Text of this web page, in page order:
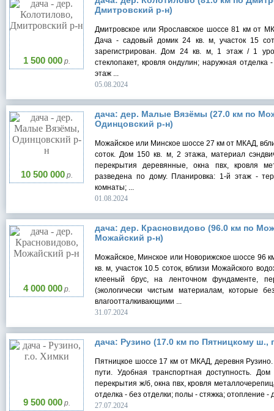
1 500 000р.
Дмитровский р-н)
Дмитровское или Ярославское шоссе 81 км от
Дача - садовый домик 24 кв. м, участок 15
зарегистрирован. Дом 24 кв. м, 1 этаж / 1
стеклопакет, кровля ондулин; наружная
этаж ...
05.08.2024
10 500 000р.
дача: дер. Малые Вязёмы (27.0 км по
Одинцовский р-н)
Можайское или Минское шоссе 27 км от МКАД,
соток. Дом 150 кв. м, 2 этажа, материал
перекрытия деревянные, окна пвх, кровля
разведена по дому. Планировка: 1-й этаж -
комнаты; ...
01.08.2024
4 000 000р.
дача: дер. Красновидово (96.0 км по
Можайский р-н)
Можайское, Минское или Новорижское шоссе 96
кв. м, участок 10.5 соток, вблизи Можайского
клееный брус, на ленточном фундаменте,
(экологически чистым материалам, которые
влагоотталкивающими ...
31.07.2024
9 500 000р.
дача: Рузино (17.0 км по Пятницкому ш.,
Пятницкое шоссе 17 км от МКАД, деревня
пути. Удобная транспортная доступность.
перекрытия ж/б, окна пвх, кровля
отделка - без отделки; полы - стяжка; отопление -
27.07.2024